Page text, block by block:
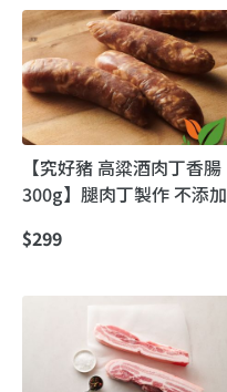
【究好豬 高粱酒肉丁香腸
300g】腿肉丁製作 不添加
$299